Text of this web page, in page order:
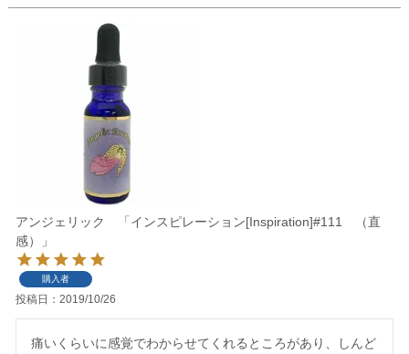
アンジェリック 「インスピレーション[Inspiration]#111 （直
感）」
購入者
投稿日 2019/10/26
痛いくらいに感覚でわからせてくれるところがあり、しんど